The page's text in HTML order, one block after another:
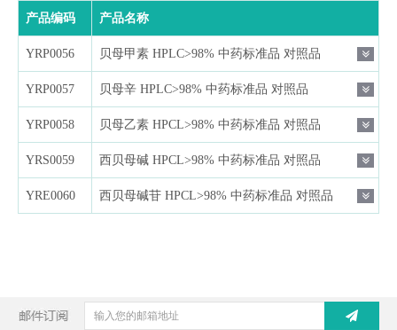
产品编码 产品名称
YRP0056 贝母甲素 HPLC>98% 中药标准品 对照品
YRP0057 贝母辛 HPLC>98% 中药标准品 对照品
YRP0058 贝母乙素 HPCL>98% 中药标准品 对照品
YRS0059 西贝母碱 HPCL>98% 中药标准品 对照品
YRE0060 西贝母碱苷 HPCL>98% 中药标准品 对照品